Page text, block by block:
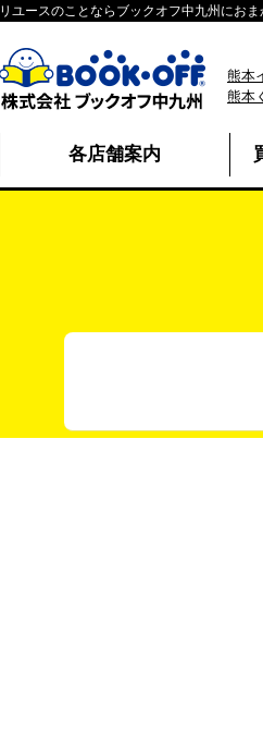
リユースのことならブックオフ中九州にお
熊本
熊本
各店舗案内